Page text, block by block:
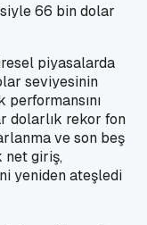
66 bin dolar
piyasalarda
seviyesinin
dolarlık rekor fon
ve son beş
net giriş,
yeniden ateşledi